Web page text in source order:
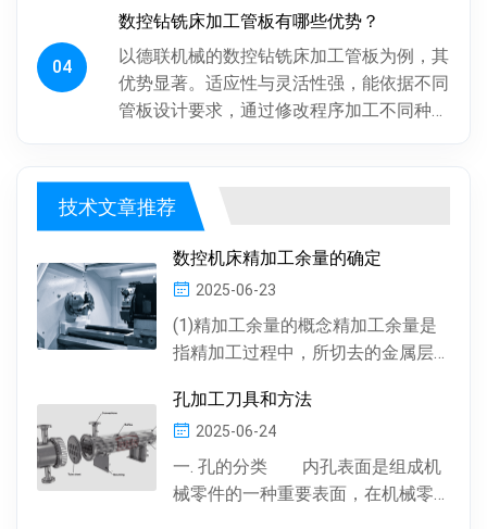
摇臂定位，劳动强度大、效率低...
04
数控钻铣床加工管板有哪些优势？
以德联机械的数控钻铣床加工管板为例，其
优势显著。适应性与灵活性强，能依据不同
管板设计要求，通过修改程序加工不同种
技术文章推荐
数控机床精加工余量的确定
2025-06-23
(1)精加工余量的概念精加工余量是
指精加工过程中，所切去的金属层
工余量由精加工一次...
孔加工刀具和方法
2025-06-24
一. 孔的分类 内孔表面是组成机
械零件的一种重要表面，在机械零